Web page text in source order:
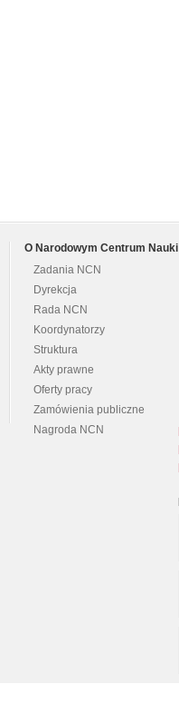
O Narodowym Centrum Nauki
Zadania NCN
Dyrekcja
Rada NCN
Koordynatorzy
Struktura
Akty prawne
Oferty pracy
Zamówienia publiczne
Nagroda NCN